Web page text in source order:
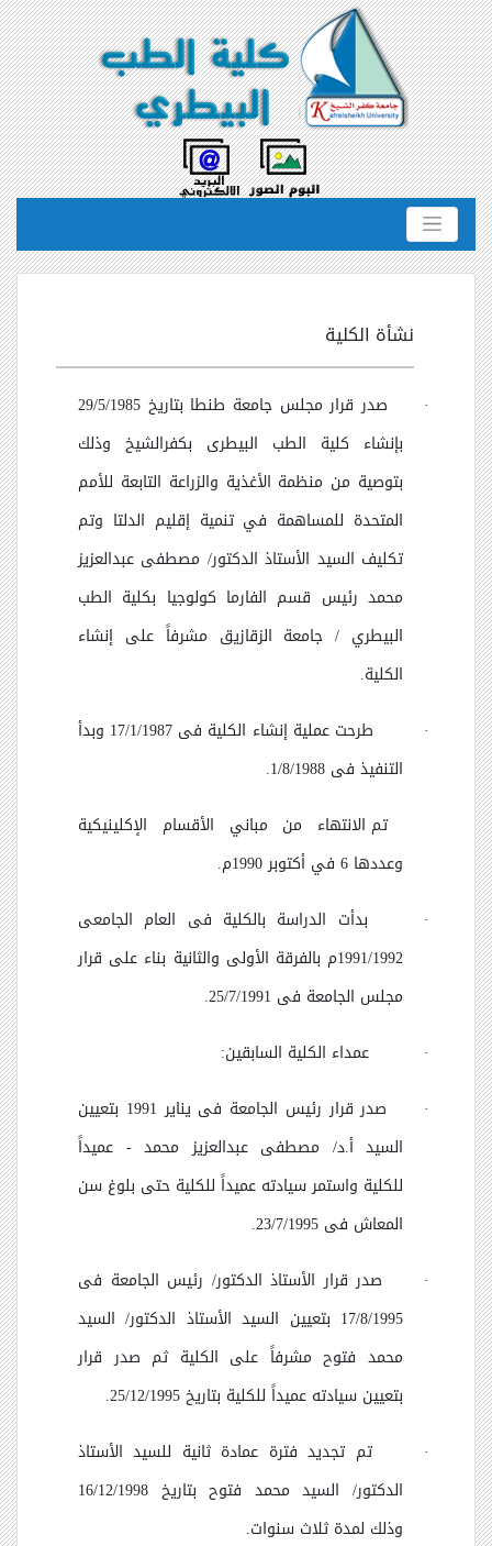
نشأة الكلية
·
صدر قرار مجلس جامعة طنطا بتاريخ 29/5/1985
بإنشاء كلية الطب البيطرى بكفرالشيخ وذلك
بتوصية من منظمة الأغذية والزراعة التابعة للأمم
المتحدة للمساهمة في تنمية إقليم الدلتا وتم
تكليف السيد الأستاذ الدكتور/ مصطفى عبدالعزيز
محمد رئيس قسم الفارما كولوجيا بكلية الطب
البيطري / جامعة الزقازيق مشرفاً على إنشاء
الكلية.
·
طرحت عملية إنشاء الكلية فى 17/1/1987 وبدأ
التنفيذ فى 1/8/1988.
تم الانتهاء من مباني الأقسام الإكلينيكية
وعددها 6 في أكتوبر 1990م.
·
بدأت الدراسة بالكلية فى العام الجامعى
1991/1992م بالفرقة الأولى والثانية بناء على قرار
مجلس الجامعة فى 25/7/1991.
·
عمداء الكلية السابقين:
·
صدر قرار رئيس الجامعة فى يناير 1991 بتعيين
السيد أ.د/ مصطفى عبدالعزيز محمد - عميداً
للكلية واستمر سيادته عميداً للكلية حتى بلوغ سن
المعاش فى 23/7/1995.
·
صدر قرار الأستاذ الدكتور/ رئيس الجامعة فى
17/8/1995 بتعيين السيد الأستاذ الدكتور/ السيد
محمد فتوح مشرفاً على الكلية ثم صدر قرار
بتعيين سيادته عميداً للكلية بتاريخ 25/12/1995.
·
تم تجديد فترة عمادة ثانية للسيد الأستاذ
الدكتور/ السيد محمد فتوح بتاريخ 16/12/1998
وذلك لمدة ثلاث سنوات.